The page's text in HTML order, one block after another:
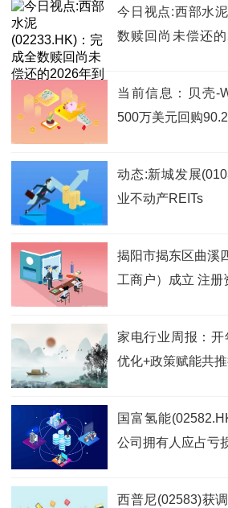
今日视点:西部水
数赎回尚未偿还
先票据及取消
当前信息：贝壳-
500万美元回购
动态:新城发展
业不动产REITs
揭阳市揭东区曲溪
工商户）成立 注册
家电行业周报：
优化+政策赋能共
国富氢能
公司拥有人应占亏
西普尼(02583)获